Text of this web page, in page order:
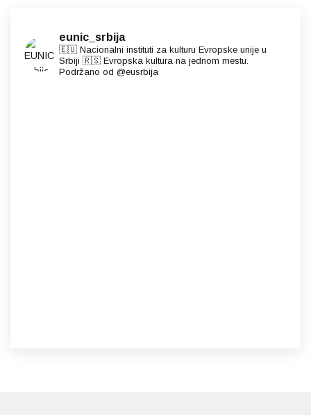
eunic_srbija
🇪🇺 Nacionalni instituti za kulturu Evropske unije u
Srbiji 🇷🇸 Evropska kultura na jednom mestu.
Podržano od @eusrbija